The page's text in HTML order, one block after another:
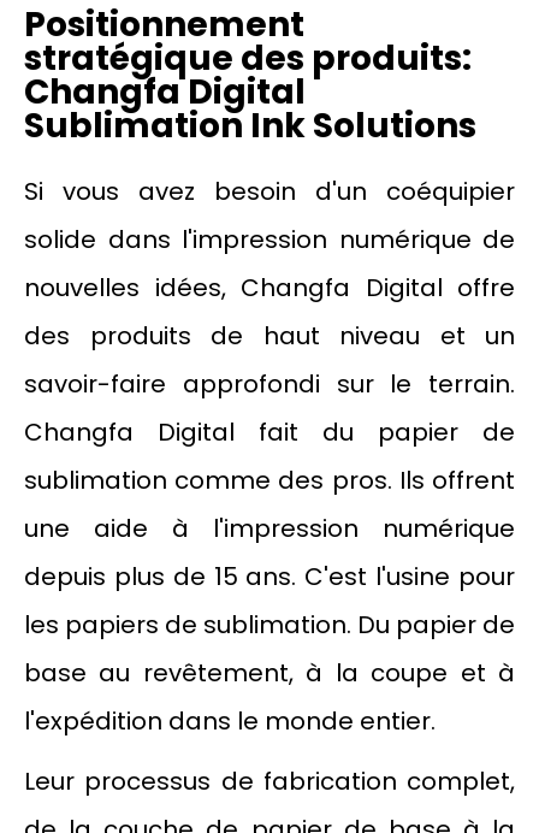
Positionnement
stratégique des produits:
Changfa Digital
Sublimation Ink Solutions
Si vous avez besoin d'un coéquipier
solide dans l'impression numérique de
nouvelles idées, Changfa Digital offre
des produits de haut niveau et un
savoir-faire approfondi sur le terrain.
Changfa Digital fait du papier de
sublimation comme des pros. Ils offrent
une aide à l'impression numérique
depuis plus de 15 ans. C'est l'usine pour
les papiers de sublimation. Du papier de
base au revêtement, à la coupe et à
l'expédition dans le monde entier.
Leur processus de fabrication complet,